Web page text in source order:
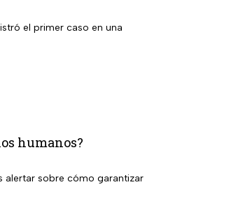
humanos?
alertar sobre cómo garantizar